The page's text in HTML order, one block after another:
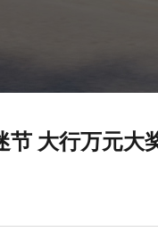
节 大行万元大